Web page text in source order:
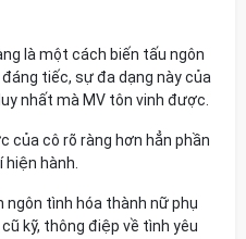
là một cách biến tấu ngôn
tiếc, sự đa dạng này của
nhất mà MV tôn vinh được.
của cô rõ ràng hơn hẳn phần
hành.
ngôn tình hóa thành nữ phụ
kỹ, thông điệp về tình yêu